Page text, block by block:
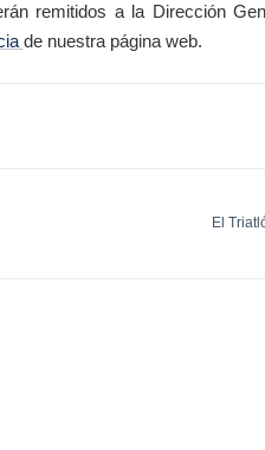
remitidos a la Dirección
de nuestra página web.
El